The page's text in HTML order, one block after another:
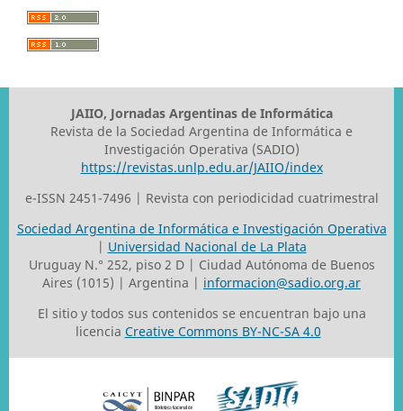
JAIIO, Jornadas Argentinas de Informática
Revista de la Sociedad Argentina de Informática e
Investigación Operativa (SADIO)
https://revistas.unlp.edu.ar/JAIIO/index
e-ISSN 2451-7496 | Revista con periodicidad cuatrimestral
Sociedad Argentina de Informática e Investigación Operativa
| Universidad Nacional de La Plata
Uruguay N.° 252, piso 2 D | Ciudad Autónoma de Buenos
Aires (1015) | Argentina | informacion@sadio.org.ar
El sitio y todos sus contenidos se encuentran bajo una
licencia Creative Commons BY-NC-SA 4.0